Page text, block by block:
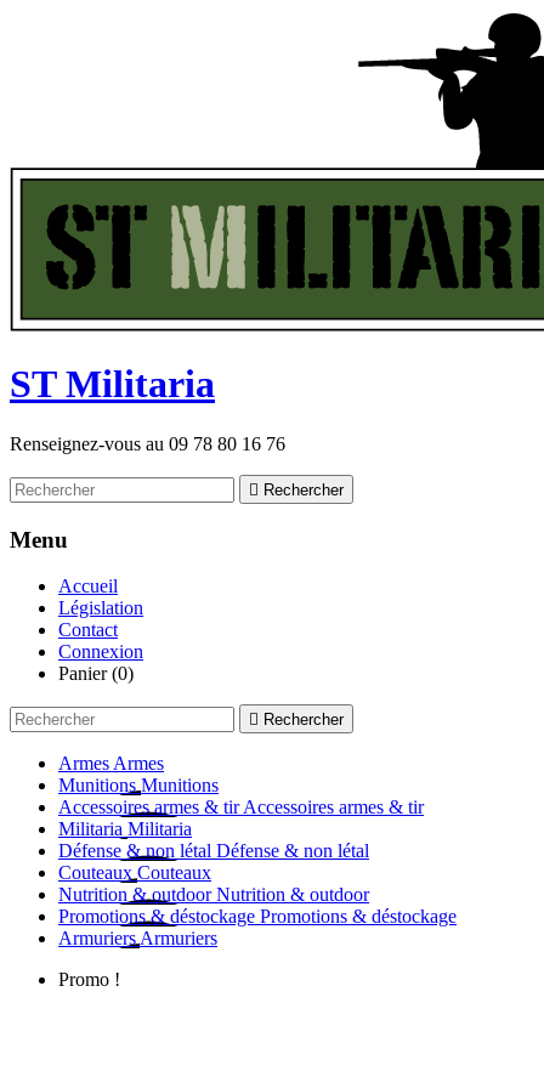
STMilitaria
Renseignez-vous au 09 78 80 16 76
 Rechercher
Menu
Accueil
Législation
Contact
Connexion
Panier (0)
 Rechercher
Armes Armes
Munitions Munitions
Accessoires armes & tir Accessoires armes & tir
Militaria Militaria
Défense & non létal Défense & non létal
Couteaux Couteaux
Nutrition & outdoor Nutrition & outdoor
Promotions & déstockage Promotions & déstockage
Armuriers Armuriers
Promo !